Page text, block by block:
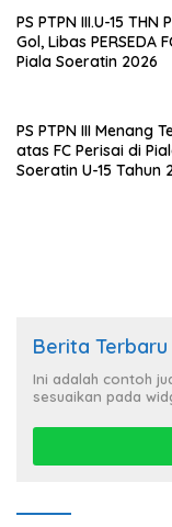
PS PTPN III.U-15 THN
Gol, Libas PERSEDA
Piala Soeratin 2026
PS PTPN III Menang
atas FC Perisai di
Soeratin U-15 Tahun
Berita Terbaru
Ini adalah contoh
sesuaikan pada